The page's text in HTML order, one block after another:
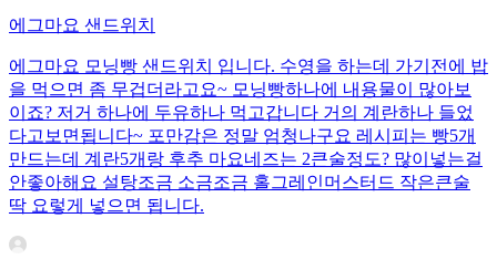
에그마요 샌드위치
에그마요 모닝빵 샌드위치 입니다. 수영을 하는데 가기전에 밥
을 먹으면 좀 무겁더라고요~ 모닝빵하나에 내용물이 많아보
이죠? 저거 하나에 두유하나 먹고갑니다 거의 계란하나 들었
다고보면됩니다~ 포만감은 정말 엄청나구요 레시피는 빵5개
만드는데 계란5개랑 후추 마요네즈는 2큰술정도? 많이넣는걸
안좋아해요 설탕조금 소금조금 홀그레인머스터드 작은큰술
딱 요렇게 넣으면 됩니다.